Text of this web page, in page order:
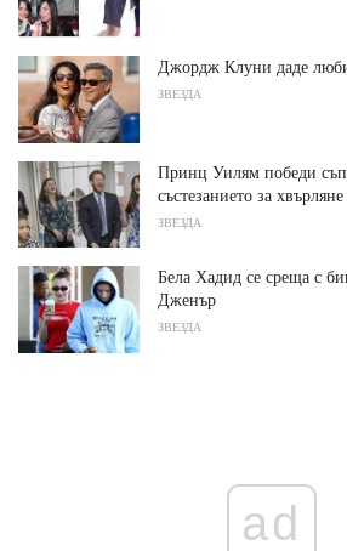
Джордж Клуни даде
ЗВЕЗДА
Принц Уилям победи
състезанието за
ЗВЕЗДА
Бела Хадид се среща с
Дженър
ЗВЕЗДА
ad